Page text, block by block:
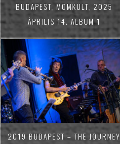
BUDAPEST, MOMKULT, 2025
ÁPRILIS 14. ALBUM 1
2019 BUDAPEST – THE JOURNEY